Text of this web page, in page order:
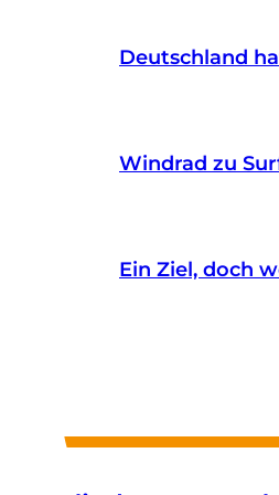
Deutschland
Windrad zu
Ein Ziel, doch